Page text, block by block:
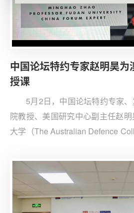
中国论坛特约专家赵明昊为
授课
5月2日，中国论坛特约专家
院教授、美国研究中心副主任赵
大学（The Australian Defence
美关系》。